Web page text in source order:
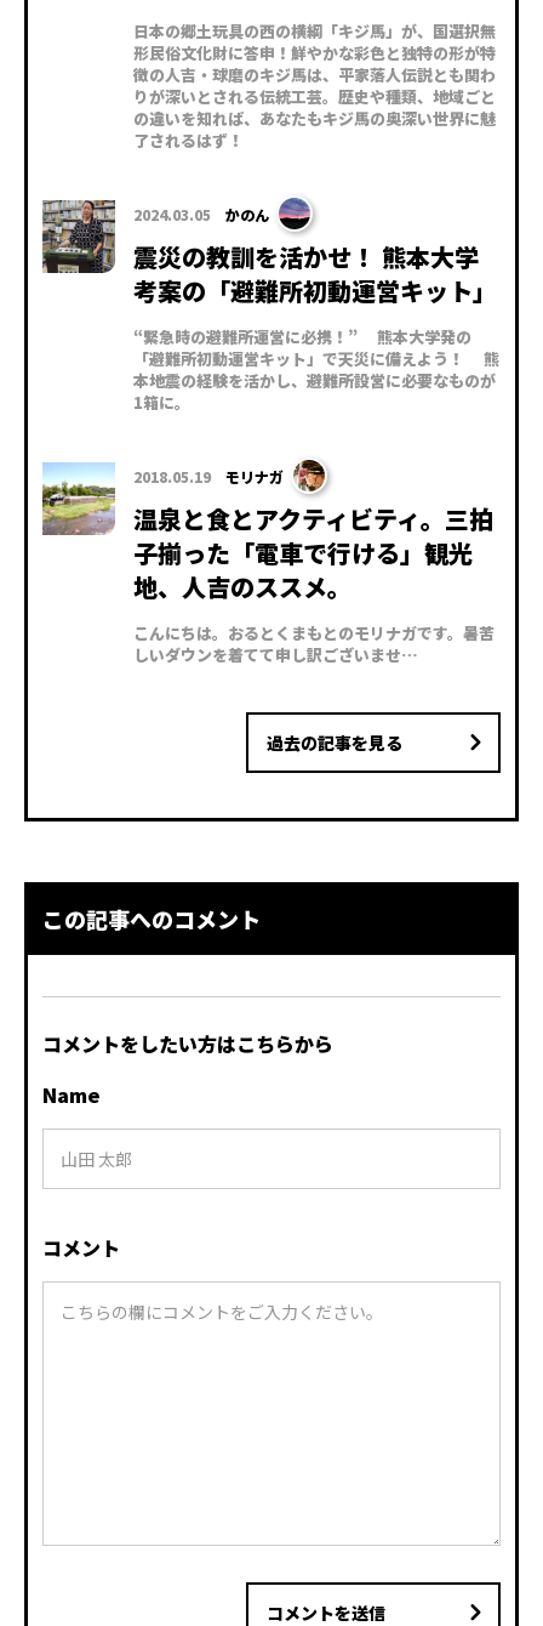
日本の郷土玩具の西の横綱「キジ馬」が、国選択無
形民俗文化財に答申！鮮やかな彩色と独特の形が特
徴の人吉・球磨のキジ馬は、平家落人伝説とも関わ
りが深いとされる伝統工芸。歴史や種類、地域ごと
の違いを知れば、あなたもキジ馬の奥深い世界に魅
了されるはず！
2024.03.05 かのん
震災の教訓を活かせ！ 熊本大学
考案の「避難所初動運営キット」
“緊急時の避難所運営に必携！” 熊本大学発の
「避難所初動運営キット」で天災に備えよう！ 熊
本地震の経験を活かし、避難所設営に必要なものが
1箱に。
2018.05.19 モリナガ
温泉と食とアクティビティ。三拍
子揃った「電車で行ける」観光
地、人吉のススメ。
こんにちは。おるとくまもとのモリナガです。暑苦
しいダウンを着てて申し訳ございませ…
過去の記事を見る
この記事へのコメント
コメントをしたい方はこちらから
コメント
Name
コメントを送信